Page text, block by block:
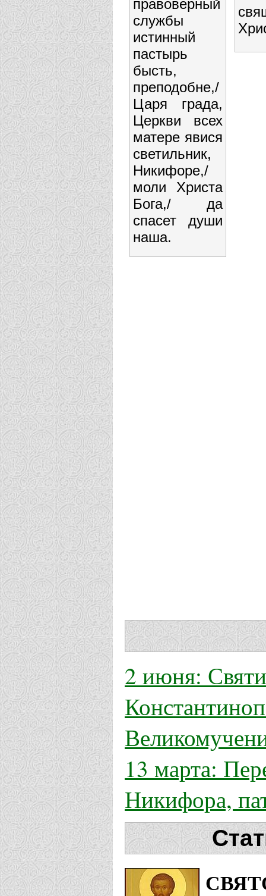
правоверный
службы
истинный
пастырь
бысть,
преподобне,/
Царя града,
Церкви всех
матере явися
светильник,
Никифоре,/
моли Христа
Бога,/ да
спасет души
наша.
2 июня:
13 марта:
Никифора,